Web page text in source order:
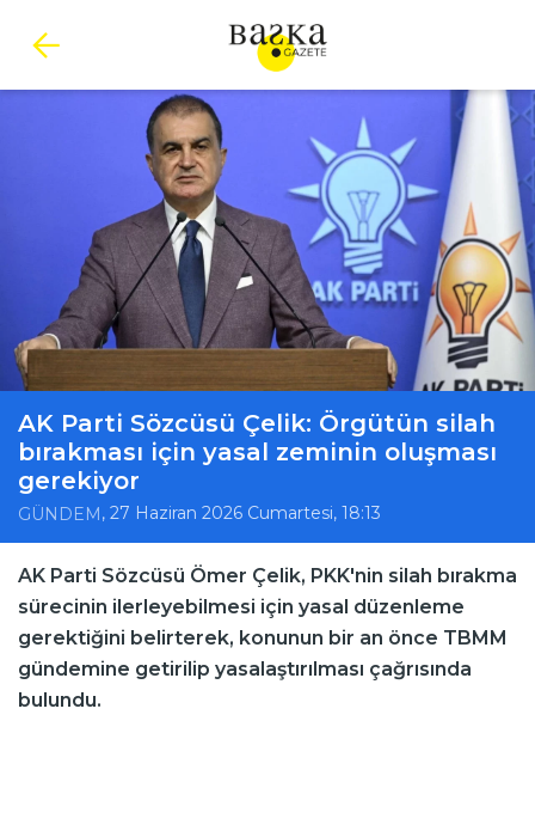
AK Parti Sözcüsü Çelik: Örgütün silah
bırakması için yasal zeminin oluşması
gerekiyor
GÜNDEM , 27 Haziran 2026 Cumartesi, 18:13
AK Parti Sözcüsü Ömer Çelik, PKK'nin silah bırakma
sürecinin ilerleyebilmesi için yasal düzenleme
gerektiğini belirterek, konunun bir an önce TBMM
gündemine getirilip yasalaştırılması çağrısında
bulundu.